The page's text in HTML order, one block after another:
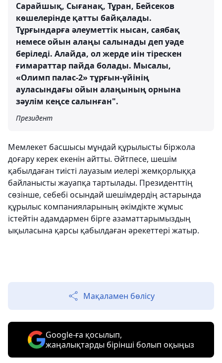
Сарайшық, Сығанақ, Тұран, Бейсеков
көшелерінде қатты байқалады.
Тұрғындарға әлеуметтік нысан, саябақ
немесе ойын алаңы салынады деп уәде
беріледі. Алайда, ол жерде иін тірескен
ғимараттар пайда болады. Мысалы,
«Олимп палас-2» тұрғын-үйінің
ауласындағы ойын алаңының орнына
зәулім кеңсе салынған".
Президент
Мемлекет басшысы мұндай құрылысты біржола
доғару керек екенін айтты. Әйтпесе, шешім
қабылдаған тиісті лауазым иелері жемқорлыққа
байланысты жауапқа тартылады. Президенттің
сөзінше, себебі осындай шешімдердің астарында
құрылыс компанияларының әкімдікте жұмыс
істейтін адамдармен бірге азаматтарымыздың
ықыласына қарсы қабылдаған әрекеттері жатыр.
Мақаламен бөлісу
Google-ға қосылып,
жаңалықтарды бірінші болып оқыңыз